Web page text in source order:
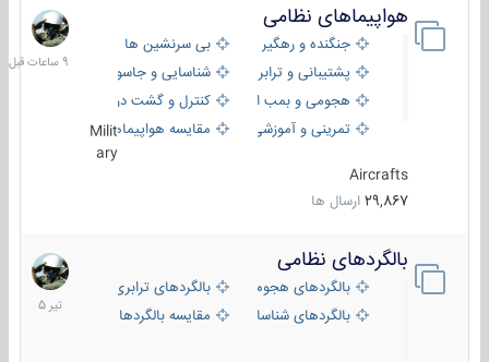
هواپیماهای نظامی
جنگنده و رهگیر
بی سرنشین ها
پشتیبانی و ترابری
شناسایی و جاسوسی
هجومی و بمب افکن
کنترل و گشت دریایی
تمرینی و آموزشی
مقایسه هواپیماهاMilit
ary
Aircrafts
29,867 ارسال ها
9
ساعات
قبل
بالگردهای نظامی
بالگردهای هجومی
بالگردهای ترابری
بالگردهای شناسایی
مقایسه بالگردها
22
تیر
1405